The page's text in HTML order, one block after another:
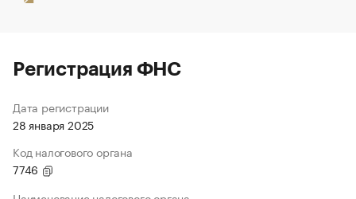
Регистрация ФНС
Дата регистрации
28 января 2025
Код налогового органа
7746